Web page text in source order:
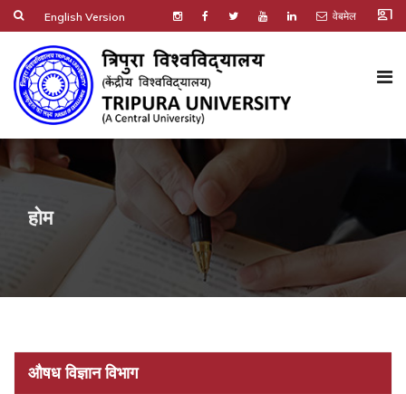
English Version वेबमेल co_present
होम
औषध विज्ञान विभाग